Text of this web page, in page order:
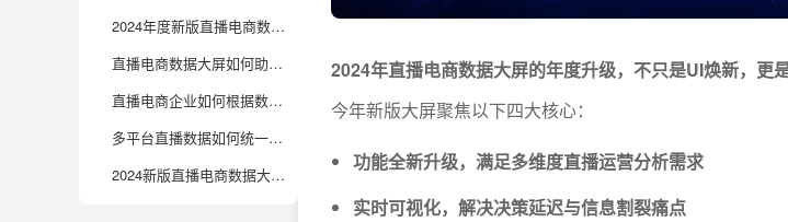
2024年度新版直播电商数据大屏主要功能有哪些升级？
直播电商数据大屏如何助力企业提升运营决策效率？
直播电商企业如何根据数据大屏发现直播间潜力商品和爆品机会？
多平台直播数据如何统一管理？数据大屏解决了哪些行业痛点？
2024新版直播电商数据大屏在AI智能分析方面有哪些新亮点？
2024年直播电商数据大屏的年度升级，不只是UI焕新，更
今年新版大屏聚焦以下四大核心：
功能全新升级，满足多维度直播运营分析需求
实时可视化，解决决策延迟与信息割裂痛点